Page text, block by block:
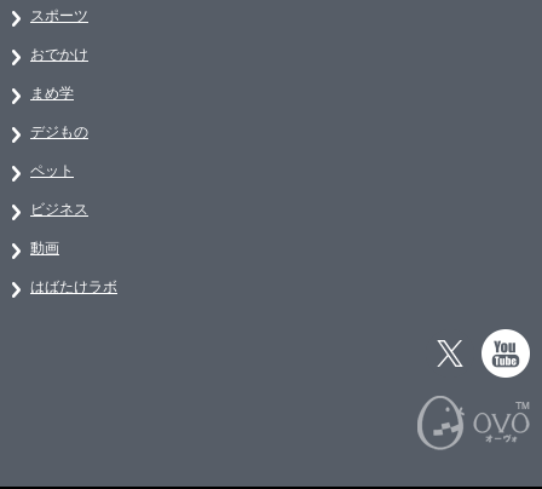
スポーツ
おでかけ
まめ学
デジもの
ペット
ビジネス
動画
はばたけラボ